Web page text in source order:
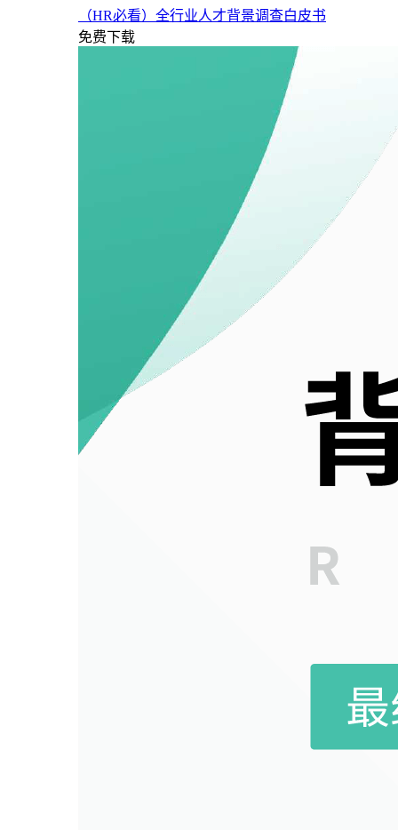
（HR必看）全行业人才背景调查白皮书
免费下载